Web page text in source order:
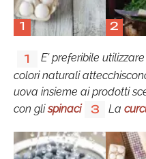
1 2
1
E' preferibile
colori naturali
uova insieme ai prodotti
con glispinaci 3 La